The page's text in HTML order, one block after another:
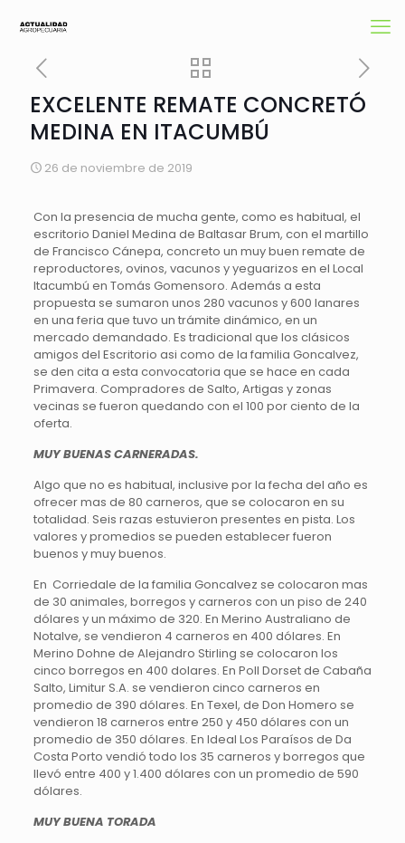
EXCELENTE REMATE CONCRETÓ
MEDINA EN ITACUMBÚ
26 de noviembre de 2019
Con la presencia de mucha gente, como es habitual, el
escritorio Daniel Medina de Baltasar Brum, con el martillo
de Francisco Cánepa, concreto un muy buen remate de
reproductores, ovinos, vacunos y yeguarizos en el Local
Itacumbú en Tomás Gomensoro. Además a esta
propuesta se sumaron unos 280 vacunos y 600 lanares
en una feria que tuvo un trámite dinámico, en un
mercado demandado. Es tradicional que los clásicos
amigos del Escritorio asi como de la familia Goncalvez,
se den cita a esta convocatoria que se hace en cada
Primavera. Compradores de Salto, Artigas y zonas
vecinas se fueron quedando con el 100 por ciento de la
oferta.
MUY BUENAS CARNERADAS.
Algo que no es habitual, inclusive por la fecha del año es
ofrecer mas de 80 carneros, que se colocaron en su
totalidad. Seis razas estuvieron presentes en pista. Los
valores y promedios se pueden establecer fueron
buenos y muy buenos.
En Corriedale de la familia Goncalvez se colocaron mas
de 30 animales, borregos y carneros con un piso de 240
dólares y un máximo de 320. En Merino Australiano de
Notalve, se vendieron 4 carneros en 400 dólares. En
Merino Dohne de Alejandro Stirling se colocaron los
cinco borregos en 400 dolares. En Poll Dorset de Cabaña
Salto, Limitur S.A. se vendieron cinco carneros en
promedio de 390 dólares. En Texel, de Don Homero se
vendieron 18 carneros entre 250 y 450 dólares con un
promedio de 350 dólares. En Ideal Los Paraísos de Da
Costa Porto vendió todo los 35 carneros y borregos que
llevó entre 400 y 1.400 dólares con un promedio de 590
dólares.
MUY BUENA TORADA